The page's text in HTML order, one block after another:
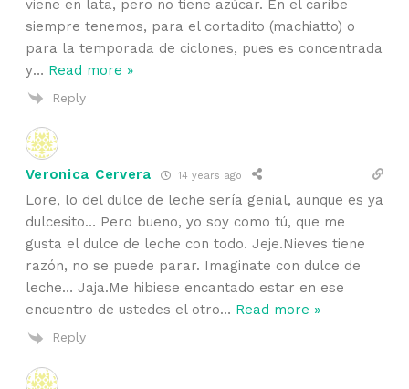
viene en lata, pero no tiene azúcar. En el caribe
siempre tenemos, para el cortadito (machiatto) o
para la temporada de ciclones, pues es concentrada
y… Read more »
Reply
Veronica Cervera 14 years ago
Lore, lo del dulce de leche sería genial, aunque es ya
dulcesito… Pero bueno, yo soy como tú, que me
gusta el dulce de leche con todo. Jeje.Nieves tiene
razón, no se puede parar. Imaginate con dulce de
leche… Jaja.Me hibiese encantado estar en ese
encuentro de ustedes el otro… Read more »
Reply